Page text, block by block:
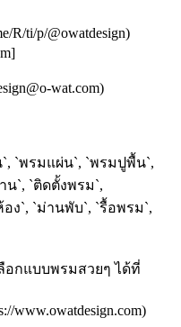
R/ti/p/@owatdesign)
wat.com)
`พรมแผ่น`, `พรมปูพื้น`,
น`, `ติดตั้งพรม`,
ง`, `ม่านพับ`, `รื้อพรม`,
อกแบบพรมสวยๆ ได้ที่
www.owatdesign.com)